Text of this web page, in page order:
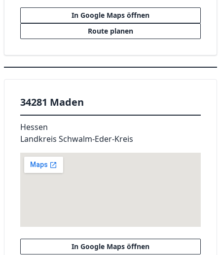
In Google Maps öffnen
Route planen
34281 Maden
Hessen
Landkreis Schwalm-Eder-Kreis
In Google Maps öffnen